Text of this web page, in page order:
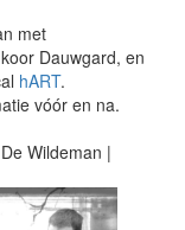
met
Dauwgard, en
hART.
vóór en na.
Wildeman |